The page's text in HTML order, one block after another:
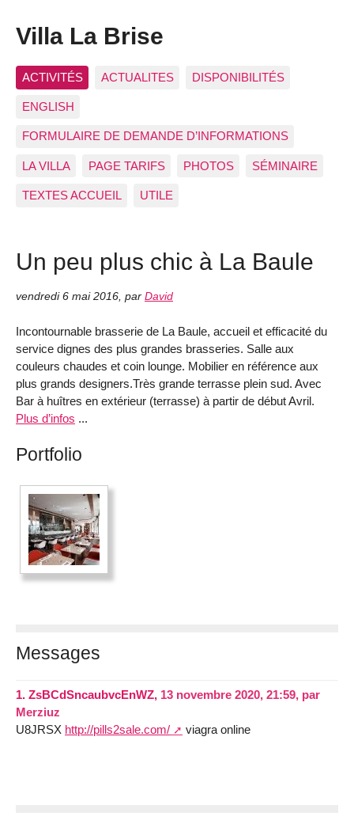
Villa La Brise
ACTIVITÉS ACTUALITES DISPONIBILITÉS
ENGLISH
FORMULAIRE DE DEMANDE D’INFORMATIONS
LA VILLA PAGE TARIFS PHOTOS SÉMINAIRE
TEXTES ACCUEIL UTILE
Un peu plus chic à La Baule
vendredi 6 mai 2016, par David
Incontournable brasserie de La Baule, accueil et efficacité du
service dignes des plus grandes brasseries. Salle aux
couleurs chaudes et coin lounge. Mobilier en référence aux
plus grands designers.Très grande terrasse plein sud. Avec
Bar à huîtres en extérieur (terrasse) à partir de début Avril.
Plus d’infos ...
Portfolio
Messages
1. ZsBCdSncaubvcEnWZ, 13 novembre 2020, 21:59, par
Merziuz
U8JRSX http://pills2sale.com/ viagra online